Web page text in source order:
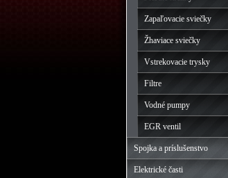
Zapaľovacie sviečky
Žhaviace sviečky
Vstrekovacie trysky
Filtre
Vodné pumpy
EGR ventil
Spojka a príslušenstvo
Elektrické časti